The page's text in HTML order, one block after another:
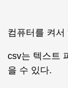
컴퓨터를 켜서
csv는 텍스트
을 수 있다.